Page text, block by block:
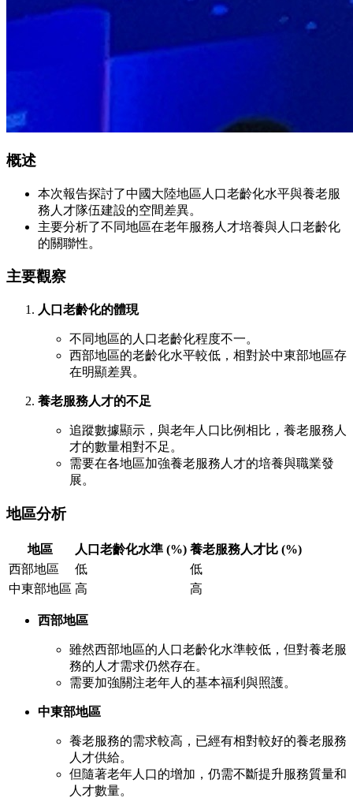
概述
本次報告探討了中國大陸地區人口老齡化水平與養老服
務人才隊伍建設的空間差異。
主要分析了不同地區在老年服務人才培養與人口老齡化
的關聯性。
主要觀察
人口老齡化的體現
不同地區的人口老齡化程度不一。
西部地區的老齡化水平較低，相對於中東部地區存
在明顯差異。
養老服務人才的不足
追蹤數據顯示，與老年人口比例相比，養老服務人
才的數量相對不足。
需要在各地區加強養老服務人才的培養與職業發
展。
地區分析
地區 人口老齡化水準 (%) 養老服務人才比 (%)
西部地區
低
低
中東部地區 高 高
西部地區
雖然西部地區的人口老齡化水準較低，但對養老服
務的人才需求仍然存在。
需要加強關注老年人的基本福利與照護。
中東部地區
養老服務的需求較高，已經有相對較好的養老服務
人才供給。
但隨著老年人口的增加，仍需不斷提升服務質量和
人才數量。